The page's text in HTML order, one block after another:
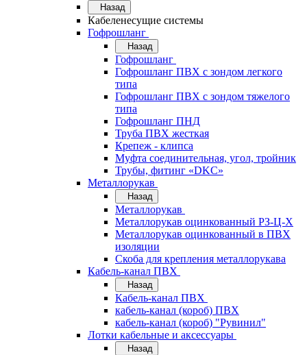
Назад
Кабеленесущие системы
Гофрошланг
Назад
Гофрошланг
Гофрошланг ПВХ с зондом легкого
типа
Гофрошланг ПВХ с зондом тяжелого
типа
Гофрошланг ПНД
Труба ПВХ жесткая
Крепеж - клипса
Муфта соединительная, угол, тройник
Трубы, фитинг «DKC»
Металлорукав
Назад
Металлорукав
Металлорукав оцинкованный РЗ-Ц-Х
Металлорукав оцинкованный в ПВХ
изоляции
Скоба для крепления металлорукава
Кабель-канал ПВХ
Назад
Кабель-канал ПВХ
кабель-канал (короб) ПВХ
кабель-канал (короб) "Рувинил"
Лотки кабельные и аксессуары
Назад